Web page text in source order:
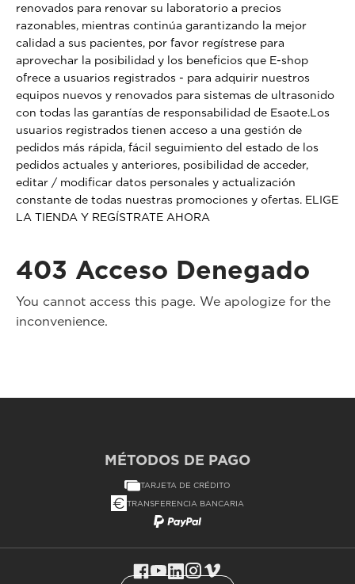
renovados para renovar su laboratorio a precios
razonables, mientras continúa garantizando la mejor
calidad a sus pacientes, por favor regístrese para
aprovechar la posibilidad y los beneficios que E-shop
ofrece a usuarios registrados - para adquirir nuestros
equipos nuevos y renovados para sistemas de ultrasonido
con todas las garantías de responsabilidad de Esaote.Los
usuarios registrados tienen acceso a una gestión de
pedidos más rápida, fácil seguimiento del estado de los
pedidos actuales y anteriores, posibilidad de acceder,
editar / modificar datos personales y actualización
constante de todas nuestras promociones y ofertas. ELIGE
LA TIENDA Y REGÍSTRATE AHORA
403 Acceso Denegado
You cannot access this page. We apologize for the
inconvenience.
MÉTODOS DE PAGO
TARJETA DE CRÉDITO
TRANSFERENCIA BANCARIA